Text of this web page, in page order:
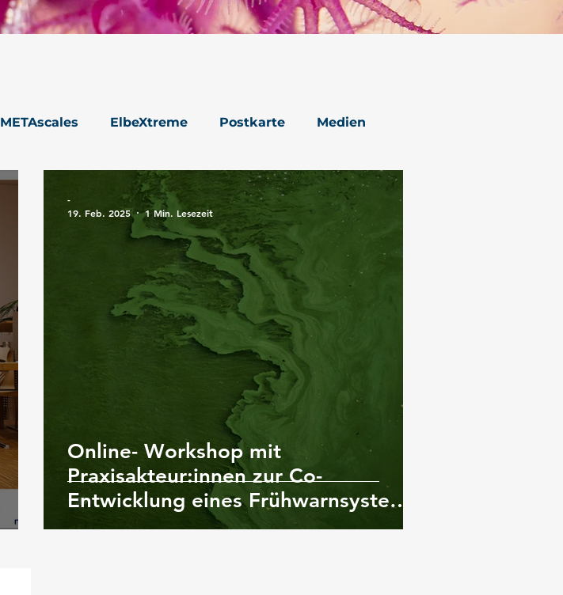
METAscales ElbeXtreme Postkarte Medien
Online- Workshop mit
Praxisakteur:innen zur Co-
Entwicklung eines Frühwarnsystem
zum Auftreten toxischer
-
19. Feb. 2025
1 Min. Lesezeit